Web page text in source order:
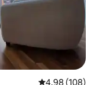
Calificación
4.98 (108)